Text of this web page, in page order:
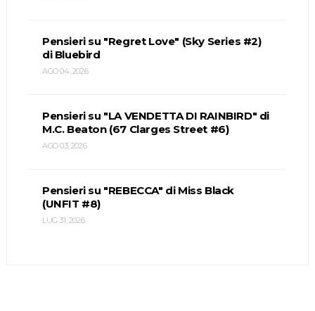
Pensieri su "Regret Love" (Sky Series #2)
di Bluebird
AGO 04, 2026
Pensieri su "LA VENDETTA DI RAINBIRD" di
M.C. Beaton (67 Clarges Street #6)
AGO 03, 2026
Pensieri su "REBECCA" di Miss Black
(UNFIT #8)
LUG 31, 2026